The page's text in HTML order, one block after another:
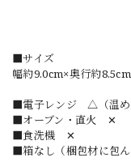
■サイズ
幅約9.0cm×奥行約
■電子レンジ △（温め
■オーブン・直火 ✕
■食洗機 ✕
■箱なし（梱包材に包ん